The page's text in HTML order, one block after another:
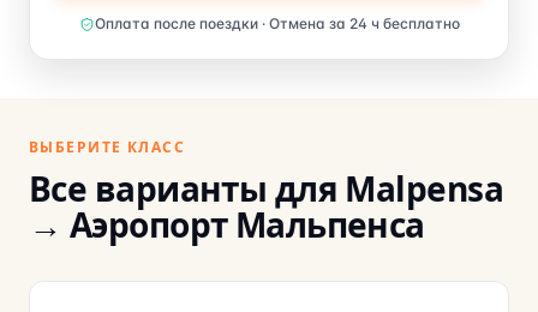
Оплата после поездки · Отмена за 24 ч бесплатно
ВЫБЕРИТЕ КЛАСС
Все варианты для Malpensa
→ Аэропорт Мальпенса